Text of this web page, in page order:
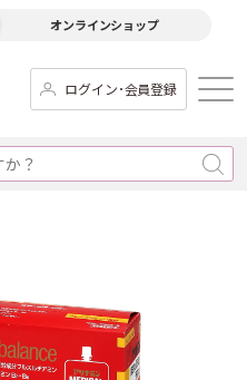
オンラインショップ
ログイン･会員登録